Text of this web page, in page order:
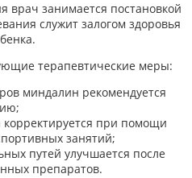
врач занимается постановкой
служит залогом здоровья
терапевтические меры:
миндалин рекомендуется
корректируется при помощи
занятий;
путей улучшается после
препаратов.